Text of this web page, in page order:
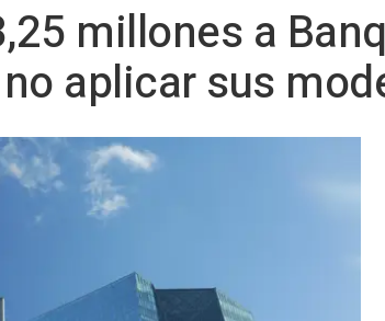
millones a
aplicar sus